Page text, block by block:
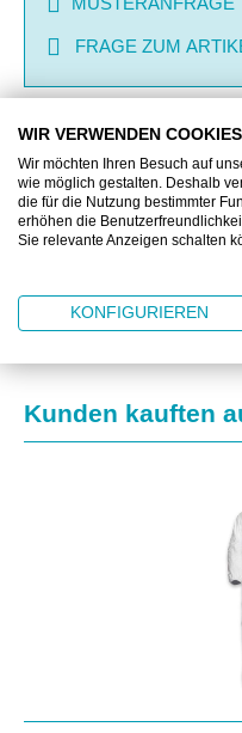
FRAGE ZUM
BESCHREIBUNG
Produktgalerie
Kunden kauften
WIR VERWENDEN COOKIES
Wir möchten Ihren Besuch auf
wie möglich gestalten. Deshalb
die für die Nutzung bestimmter
erhöhen die
Sie relevante Anzeigen schalten
KONFIGURIEREN